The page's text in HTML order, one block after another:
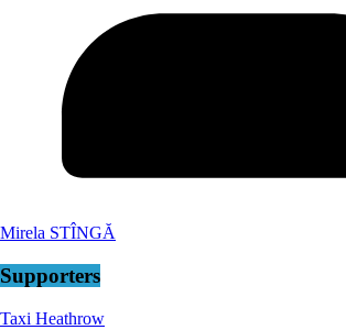
Mirela STÎNGĂ
Supporters
Taxi Heathrow